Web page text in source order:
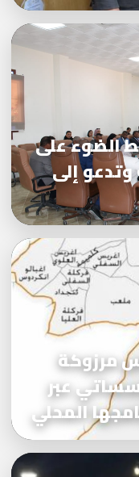
الضوء على
إلى
مرزوكة
عبر
المحلي